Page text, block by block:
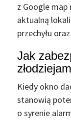
z Google
aktualną
przechyłu
Jak
Kiedy okno
stanowią
o syrenie